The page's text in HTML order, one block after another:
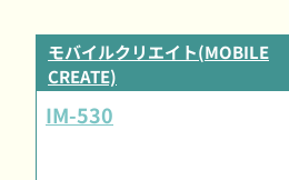
モバイルクリエイト(MOBILE
CREATE)
IM-530